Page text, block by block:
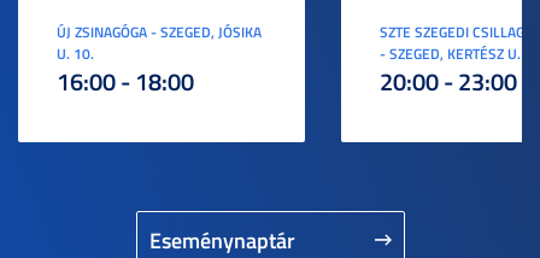
Eseménynaptár
ÚJ ZSINAGÓGA - SZEGED, JÓSIKA
U. 10.
16:00 - 18:00
SZTE SZEGEDI
- SZEGED, KERTÉSZ U. 3.
20:00 - 23:00